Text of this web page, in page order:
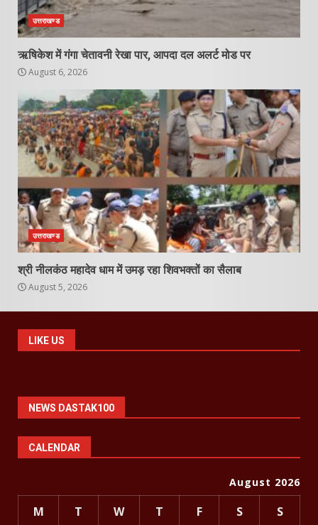
उत्तराखण्ड
ऋषिकेश में गंगा चेतावनी रेखा पार, आपदा दल अलर्ट मोड पर
August 6, 2026
उत्तराखण्ड
श्री नीलकंठ महादेव धाम में उमड़ रहा शिवभक्तों का सैलाब
August 5, 2026
LIKE US
NEWS DASTAK100
CALENDAR
August 2026
M T W T F S S